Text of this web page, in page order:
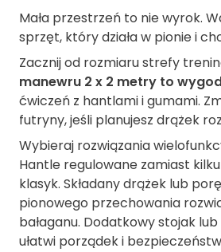
Mała przestrzeń to nie wyrok.
sprzęt, który działa w pionie i
Zacznij od rozmiaru strefy
manewru 2 x 2 metry to
ćwiczeń z hantlami i gumami.
futryny, jeśli planujesz drążek
Wybieraj rozwiązania
Hantle regulowane zamiast
klasyk. Składany drążek lub
pionowego przechowania
bałaganu. Dodatkowy stojak
ułatwi porządek i